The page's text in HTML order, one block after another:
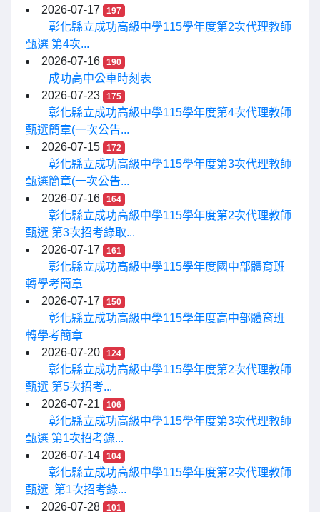
2026-07-17
197
彰化縣立成功高級中學115學年度第2次代理教師
甄選 第4次...
2026-07-16
190
成功高中公車時刻表
2026-07-23
175
彰化縣立成功高級中學115學年度第4次代理教師
甄選簡章(一次公告...
2026-07-15
172
彰化縣立成功高級中學115學年度第3次代理教師
甄選簡章(一次公告...
2026-07-16
164
彰化縣立成功高級中學115學年度第2次代理教師
甄選 第3次招考錄取...
2026-07-17
161
彰化縣立成功高級中學115學年度國中部體育班
轉學考簡章
2026-07-17
150
彰化縣立成功高級中學115學年度高中部體育班
轉學考簡章
2026-07-20
124
彰化縣立成功高級中學115學年度第2次代理教師
甄選 第5次招考...
2026-07-21
106
彰化縣立成功高級中學115學年度第3次代理教師
甄選 第1次招考錄...
2026-07-14
104
彰化縣立成功高級中學115學年度第2次代理教師
甄選 第1次招考錄...
2026-07-28
101